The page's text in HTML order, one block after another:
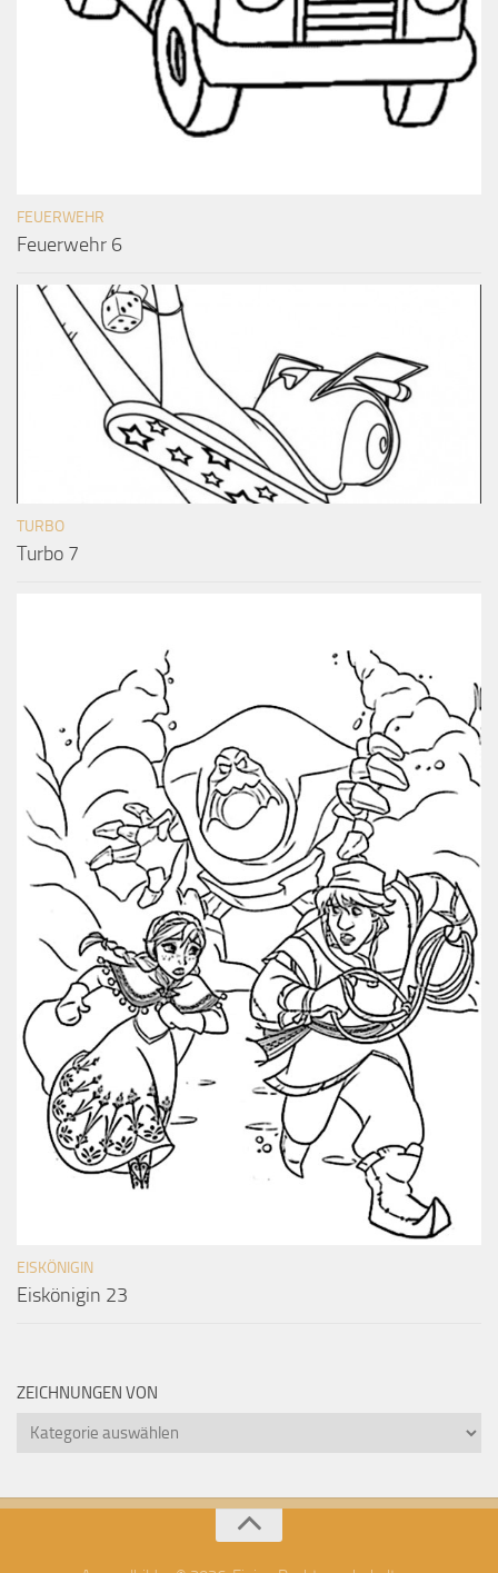
FEUERWEHR
Feuerwehr 6
TURBO
Turbo 7
EISKÖNIGIN
Eiskönigin 23
ZEICHNUNGEN VON
Zeichnungen